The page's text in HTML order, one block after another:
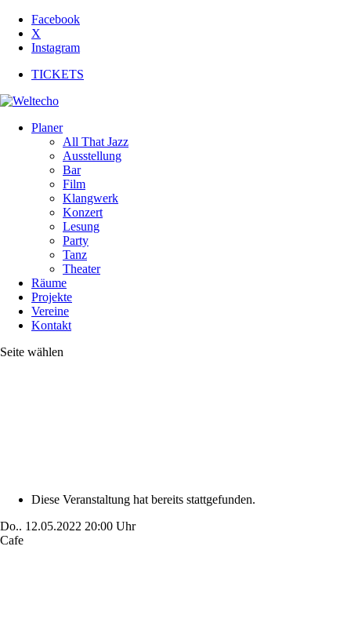
Facebook
X
Instagram
TICKETS
Planer
All That Jazz
Ausstellung
Bar
Film
Klangwerk
Konzert
Lesung
Party
Tanz
Theater
Räume
Projekte
Vereine
Kontakt
Seite wählen
Diese Veranstaltung hat bereits stattgefunden.
Do.. 12.05.2022 20:00 Uhr
Cafe